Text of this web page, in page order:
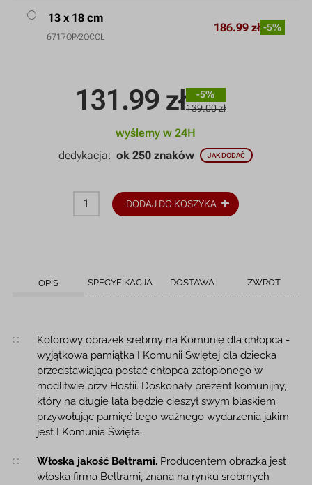
131.99 zł
-5%
139.00 zł
wyślemy w 24H
dedykacja:ok 250 znaków JAK DODAĆ
DODAJ DO KOSZYKA
13 x 18 cm
6717OP/2OCOL
186.99 zł -5%
OPIS SPECYFIKACJA DOSTAWA ZWROT
Opis produktu
Kolorowy obrazek srebrny na Komunię dla chłopca -
wyjątkowa pamiątka I Komunii Świętej dla dziecka
przedstawiająca postać chłopca zatopionego w
modlitwie przy Hostii. Doskonały prezent komunijny,
który na długie lata będzie cieszył swym blaskiem
przywołując pamięć tego ważnego wydarzenia jakim
jest I Komunia Święta.
Włoska jakość Beltrami.Producentem obrazka jest
włoska firma Beltrami, znana na rynku srebrnych